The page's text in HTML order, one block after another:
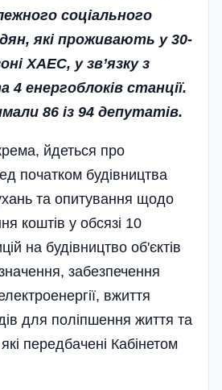
соціального
які проживають у 30-
ХАЕС, у зв’язку з
енергоблоків станції.
86 із 94 депутатів.
йдеться про
початком будівництва
та опитування щодо
коштів у обсязі 10
на будівництво об'єктів
забезпечення
вжиття
для поліпшення життя та
передбачені Кабінетом